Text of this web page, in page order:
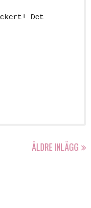
Det
ÄLDRE INLÄGG